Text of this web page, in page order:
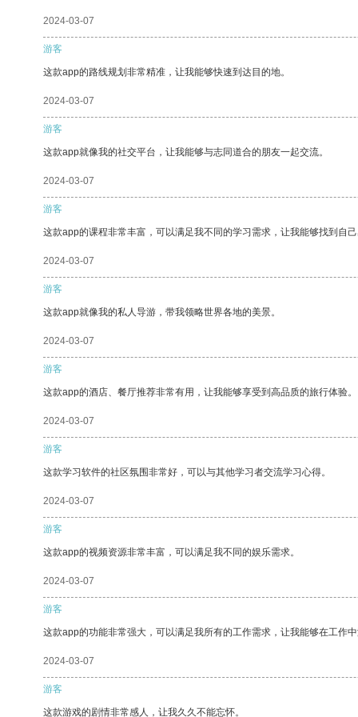
2024-03-07
游客
这款app的路线规划非常精准，让我能够快速到达目的地。
2024-03-07
游客
这款app就像我的社交平台，让我能够与志同道合的朋友一起交流。
2024-03-07
游客
这款app的课程非常丰富，可以满足我不同的学习需求，让我能够找到自己
2024-03-07
游客
这款app就像我的私人导游，带我领略世界各地的美景。
2024-03-07
游客
这款app的酒店、餐厅推荐非常有用，让我能够享受到高品质的旅行体验。
2024-03-07
游客
这款学习软件的社区氛围非常好，可以与其他学习者交流学习心得。
2024-03-07
游客
这款app的视频资源非常丰富，可以满足我不同的娱乐需求。
2024-03-07
游客
这款app的功能非常强大，可以满足我所有的工作需求，让我能够在工作中
2024-03-07
游客
这款游戏的剧情非常感人，让我久久不能忘怀。